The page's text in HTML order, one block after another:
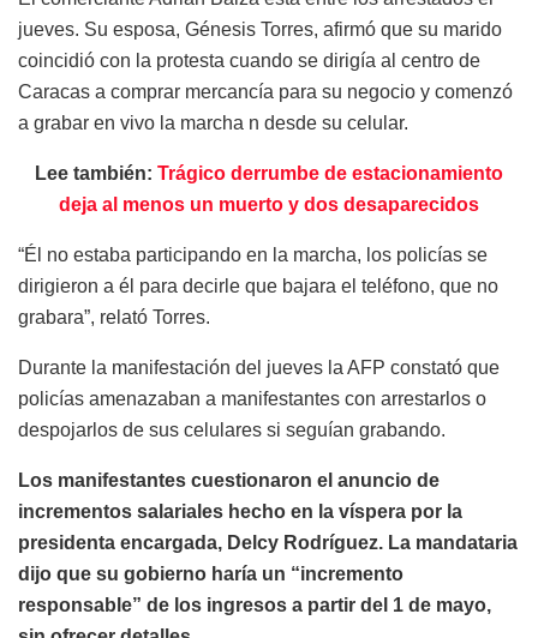
jueves. Su esposa, Génesis Torres, afirmó que su marido
coincidió con la protesta cuando se dirigía al centro de
Caracas a comprar mercancía para su negocio y comenzó
a grabar en vivo la marcha n desde su celular.
Lee también: Trágico derrumbe de estacionamiento
deja al menos un muerto y dos desaparecidos
“Él no estaba participando en la marcha, los policías se
dirigieron a él para decirle que bajara el teléfono, que no
grabara”, relató Torres.
Durante la manifestación del jueves la AFP constató que
policías amenazaban a manifestantes con arrestarlos o
despojarlos de sus celulares si seguían grabando.
Los manifestantes cuestionaron el anuncio de
incrementos salariales hecho en la víspera por la
presidenta encargada, Delcy Rodríguez. La mandataria
dijo que su gobierno haría un “incremento
responsable” de los ingresos a partir del 1 de mayo,